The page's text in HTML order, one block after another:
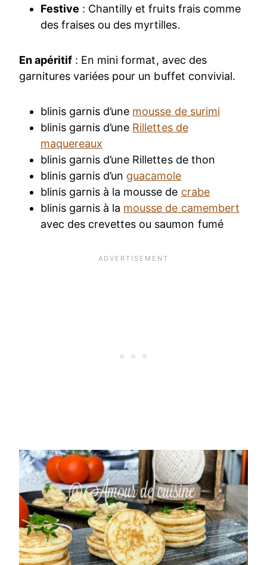
Festive : Chantilly et fruits frais comme
des fraises ou des myrtilles.
En apéritif : En mini format, avec des
garnitures variées pour un buffet convivial.
blinis garnis d’une mousse de surimi
blinis garnis d’une Rillettes de
maquereaux
blinis garnis d’une Rillettes de thon
blinis garnis d’un guacamole
blinis garnis à la mousse de crabe
blinis garnis à la mousse de camembert
avec des crevettes ou saumon fumé